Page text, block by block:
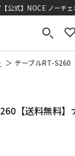
公式】NOCE ノーチ
テーブルRT-S260
【送料無料】